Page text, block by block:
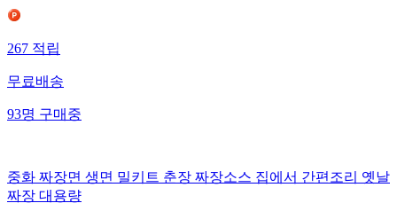
267적립
무료배송
93명구매중
중화 짜장면 생면 밀키트 춘장 짜장소스 집에서 간편조리 옛날
짜장 대용량